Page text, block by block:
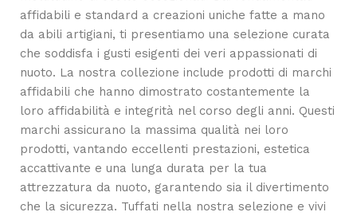
affidabili e standard a creazioni uniche fatte a mano
da abili artigiani, ti presentiamo una selezione curata
che soddisfa i gusti esigenti dei veri appassionati di
nuoto. La nostra collezione include prodotti di marchi
affidabili che hanno dimostrato costantemente la
loro affidabilità e integrità nel corso degli anni. Questi
marchi assicurano la massima qualità nei loro
prodotti, vantando eccellenti prestazioni, estetica
accattivante e una lunga durata per la tua
attrezzatura da nuoto, garantendo sia il divertimento
che la sicurezza. Tuffati nella nostra selezione e vivi